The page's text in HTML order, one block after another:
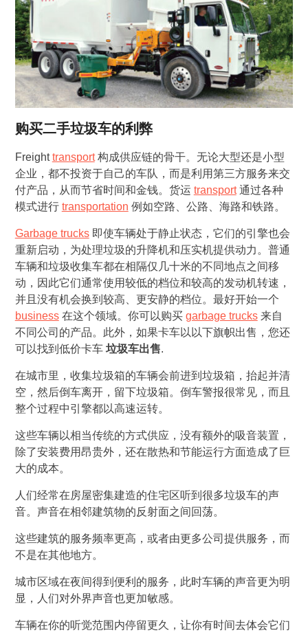
购买二手垃圾车的利弊
Freighttransport构成供应链的骨干。无论大型还是小型
企业，都不投资于自己的车队，而是利用第三方服务来交
付产品，从而节省时间和金钱。货运 transport通过各种
模式进行 transportation 例如空路、公路、海路和铁路。
Garbage trucks即使车辆处于静止状态，它们的引擎也会
重新启动，为处理垃圾的升降机和压实机提供动力。普通
车辆和垃圾收集车都在相隔仅几十米的不同地点之间移
动，因此它们通常使用较低的档位和较高的发动机转速，
并且没有机会换到较高、更安静的档位。最好开始一个
business在这个领域。你可以购买 garbage trucks来自
不同公司的产品。此外，如果卡车以以下旗帜出售，您还
可以找到低价卡车 垃圾车出售.
在城市里，收集垃圾箱的车辆会前进到垃圾箱，抬起并清
空，然后倒车离开，留下垃圾箱。倒车警报很常见，而且
整个过程中引擎都以高速运转。
这些车辆以相当传统的方式供应，没有额外的吸音装置，
除了安装费用昂贵外，还在散热和节能运行方面造成了巨
大的成本。
人们经常在房屋密集建造的住宅区听到很多垃圾车的声
音。声音在相邻建筑物的反射面之间回荡。
这些建筑的服务频率更高，或者由更多公司提供服务，而
不是在其他地方。
城市区域在夜间得到便利的服务，此时车辆的声音更为明
显，人们对外界声音也更加敏感。
车辆在你的听觉范围内停留更久，让你有时间去体会它们